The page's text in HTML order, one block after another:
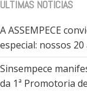
ÚLTIMAS NOTÍCIAS
A ASSEMPECE
especial: nossos
Sinsempece
da 1ª Promotoria